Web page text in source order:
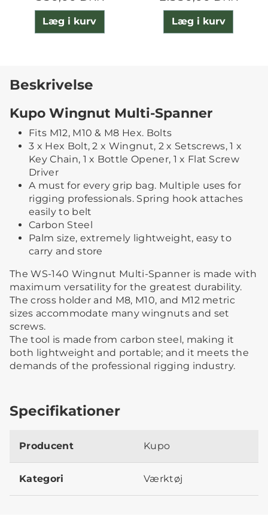
Læg i kurv Læg i kurv
Beskrivelse
Kupo Wingnut Multi-Spanner
Fits M12, M10 & M8 Hex. Bolts
3 x Hex Bolt, 2 x Wingnut, 2 x Setscrews, 1 x
Key Chain, 1 x Bottle Opener, 1 x Flat Screw
Driver
A must for every grip bag. Multiple uses for
rigging professionals. Spring hook attaches
easily to belt
Carbon Steel
Palm size, extremely lightweight, easy to
carry and store
The WS-140 Wingnut Multi-Spanner is made with
maximum versatility for the greatest durability.
The cross holder and M8, M10, and M12 metric
sizes accommodate many wingnuts and set
screws.
The tool is made from carbon steel, making it
both lightweight and portable; and it meets the
demands of the professional rigging industry.
Specifikationer
Producent Kupo
Kategori Værktøj